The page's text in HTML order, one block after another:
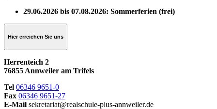
29.06.2026 bis 07.08.2026: Sommerferien (frei)
Hier erreichen Sie uns
Herrenteich 2
76855 Annweiler am Trifels
Tel 06346 9651-0
Fax 06346 9651-27
E-Mail sekretariat@realschule-plus-annweiler.de